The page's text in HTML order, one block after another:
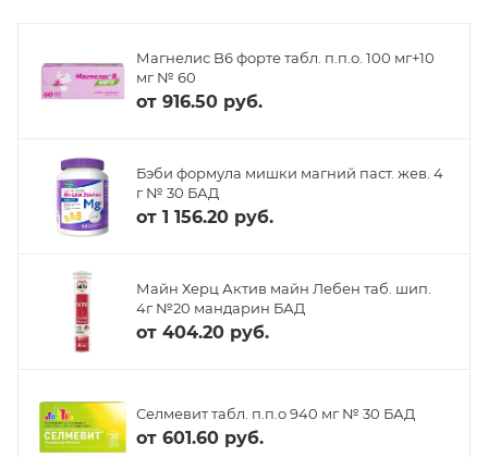
Магнелис B6 форте табл. п.п.о. 100 мг+10
мг № 60
от 916.50 руб.
Бэби формула мишки магний паст. жев. 4
г № 30 БАД
от 1 156.20 руб.
Майн Херц Актив майн Лебен таб. шип.
4г №20 мандарин БАД
от 404.20 руб.
Селмевит табл. п.п.о 940 мг № 30 БАД
от 601.60 руб.